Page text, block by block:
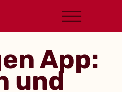
App:
und